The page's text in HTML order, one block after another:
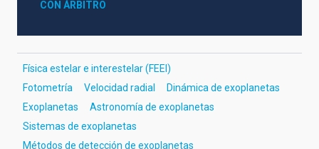
CON ÁRBITRO
Física estelar e interestelar (FEEI)
Fotometría
Velocidad radial
Dinámica de exoplanetas
Exoplanetas
Astronomía de exoplanetas
Sistemas de exoplanetas
Métodos de detección de exoplanetas